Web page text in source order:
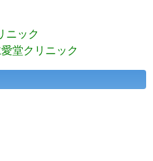
ニック
堂クリニック